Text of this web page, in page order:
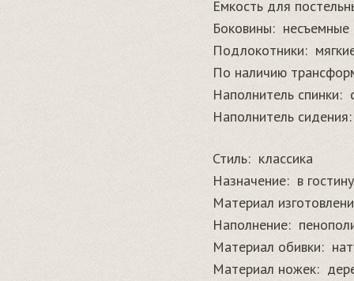
Емкость для
Боковины: несъемные
Подлокотники:
По наличию
Наполнитель спинки:
Наполнитель сидения:
Стиль: классика
Назначение: в
Материал
Наполнение:
Материал обивки:
Материал ножек: